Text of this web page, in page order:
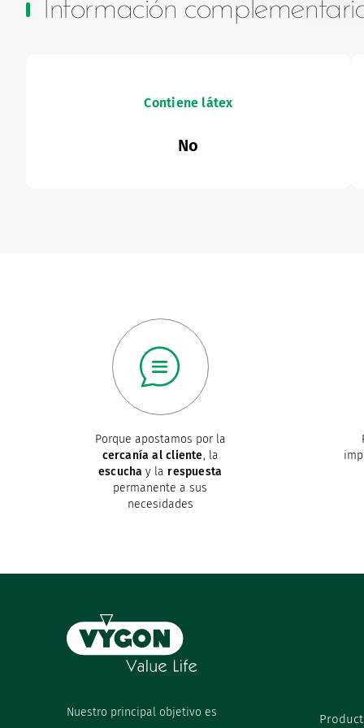
Información
Contiene látex
No
Porque apostamos por la
cercanía al cliente, la
escucha y la respuesta
permanente a sus
necesidades
Nuestro principal objetivo es